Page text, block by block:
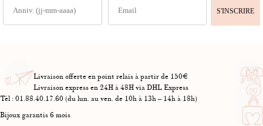
S'INSCRIRE
Livraison offerte en point relais à partir de 150€
Livraison express en 24H à 48H via DHL Express
Tél : 01.88.40.17.60 (du lun. au ven. de 10h à 13h – 14h à 18h)
Bijoux garantis 6 mois